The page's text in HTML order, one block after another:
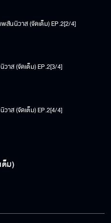
สันนิวาส (จัดเต็ม) EP.2[2/4]
าส (จัดเต็ม) EP.2[3/4]
าส (จัดเต็ม) EP.2[4/4]
ม)